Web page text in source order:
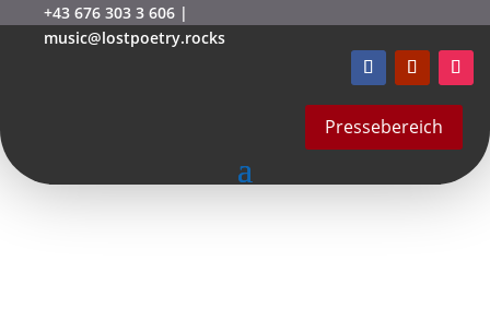
+43 676 303 3 606 |
music@lostpoetry.rocks
Pressebereich
Andy_Lost_Lederjacke